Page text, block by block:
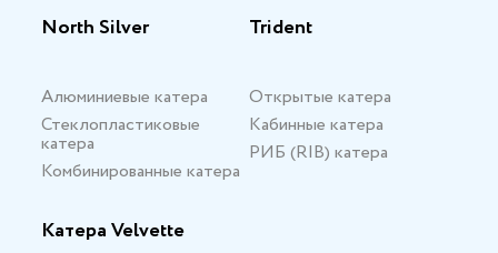
North Silver
Алюминиевые катера
Стеклопластиковые
катера
Комбинированные катера
Trident
Открытые катера
Кабинные катера
РИБ (RIB) катера
Катера Velvette